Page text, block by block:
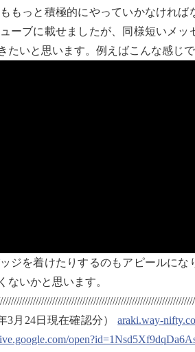
っと積極的にやっていかなければ
ーブに載せましたが、同様短いメッ
いと思います。例えばこんな感じで
ジを着けたりするのもアピールにな
ないかと思います。
3月24日現在確認分）araki.way-